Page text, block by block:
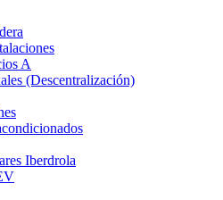
A
(Descentralización)
Iberdrola